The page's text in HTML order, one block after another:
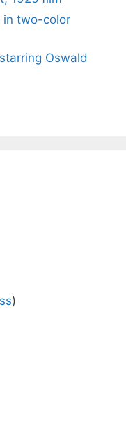
in two-color
Oswald
)